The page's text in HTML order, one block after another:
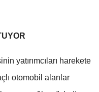
yatırımcıları harekete
otomobil alanlar